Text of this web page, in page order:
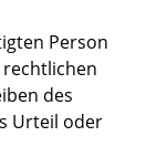
Person
rechtlichen
des
Urteil oder